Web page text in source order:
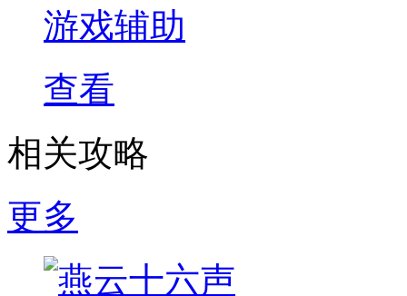
游戏辅助
查看
相关攻略
更多